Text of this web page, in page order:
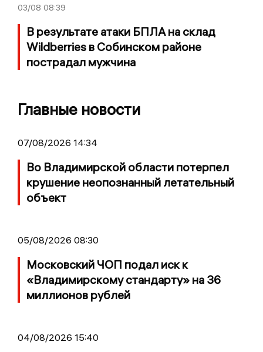
03/08 08:39
В результате атаки БПЛА на склад
Wildberries в Собинском районе
пострадал мужчина
Главные новости
07/08/2026 14:34
Во Владимирской области потерпел
крушение неопознанный летательный
объект
05/08/2026 08:30
Московский ЧОП подал иск к
«Владимирскому стандарту» на 36
миллионов рублей
04/08/2026 15:40